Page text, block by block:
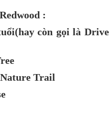
:
còn gọi là Drive
Trail